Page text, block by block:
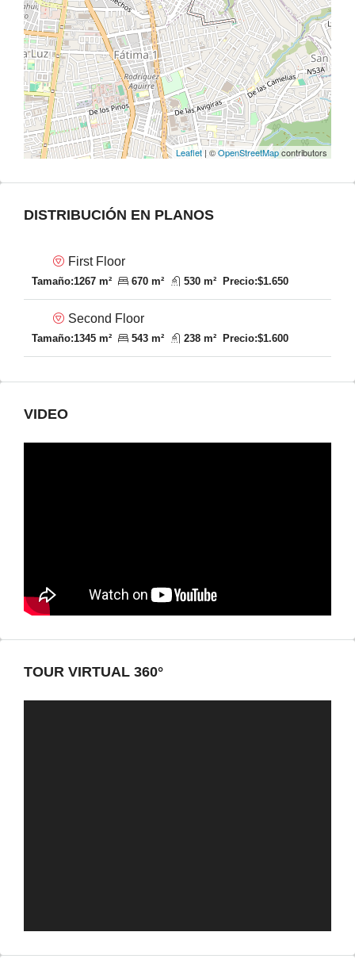
Leaflet | ©OpenStreetMapcontributors
DISTRIBUCIÓN EN PLANOS
First Floor
Tamaño:1267 m² 670 m² 530 m² Precio:$1.650
Second Floor
Tamaño:1345 m² 543 m² 238 m² Precio:$1.600
VIDEO
TOUR VIRTUAL 360°